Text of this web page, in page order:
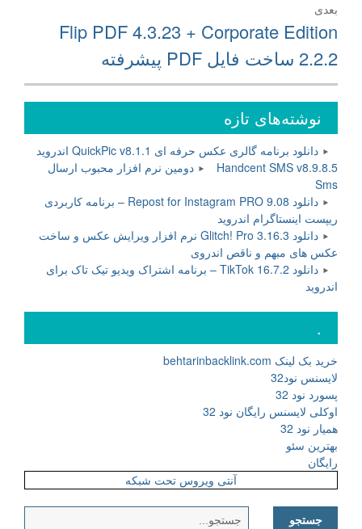
بعدی
نوشته
بعدی:
Flip PDF 4.3.23 + Corporate Edition
2.2.2 ساخت فایل PDF پیشرفته
نوشته‌های تازه
دانلود برنامه گالری عکس حرفه ای QuickPic v8.1.1 اندروید
Handcent SMS v8.9.8.5 دومین نرم افزار محبوب ارسال
Sms
دانلود Repost for Instagram PRO 9.08 – برنامه کاربردی
ریپست اینستاگرام اندروید
دانلود Glitch! Pro 3.16.3 نرم افزار ویرایش عکس و ساخت
عکس های مبهم و ناقص اندروی
دانلود TikTok 16.7.2 – برنامه اشتراک ویدیو تیک تاک برای
اندروید
.
خرید بک لینک behtarinbacklink.com
لایسنس نود32
پسورد نود 32
اوکلی لایسنس رایگان نود 32
همیار نود 32
بهترین سئو
رایگان
آنتی ویروس تحت شبکه